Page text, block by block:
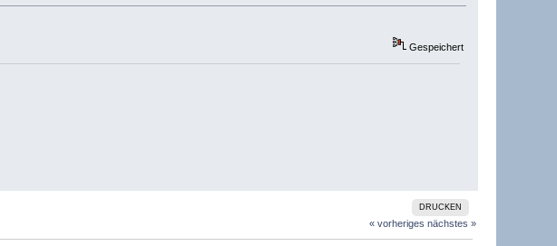
Gespeichert
DRUCKEN
« vorheriges nächstes »